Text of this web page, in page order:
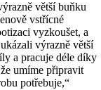
větší buňku
vstřícné
vyzkoušet, a
výrazně větší
a pracuje déle díky
umíme připravit
potřebuje,“